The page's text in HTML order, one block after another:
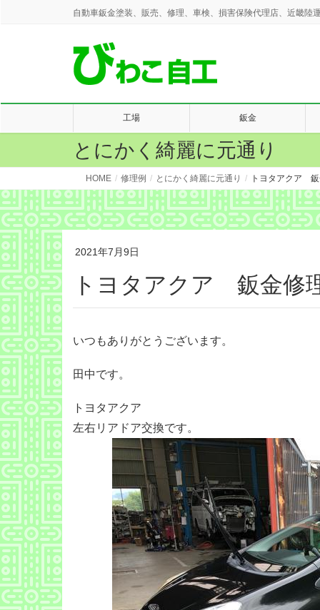
自動車鈑金塗装、販売、修理、車検、損害保険代理店、近畿陸
工場 鈑金
とにかく綺麗に元通り
HOME 修理例 とにかく綺麗に元通り トヨタアクア
2021年7月9日
トヨタアクア 鈑金修
いつもありがとうございます。
田中です。
トヨタアクア
左右リアドア交換です。